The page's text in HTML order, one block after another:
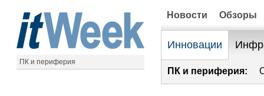
ПК и периферия
Новости Обзоры
Инновации
ПК и периферия: